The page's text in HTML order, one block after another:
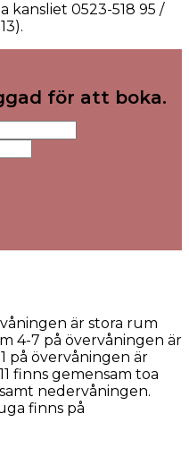
0523-518 95 /
för att boka.
är stora rum
4-7 på övervåningen är
på övervåningen är
finns gemensam toa
nedervåningen.
finns på